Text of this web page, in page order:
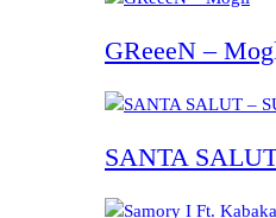
GReeeN –
SANTA